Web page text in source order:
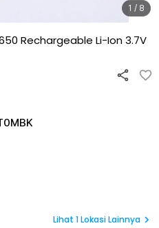
1 / 8
Rechargeable Li-Ion 3.7V
Lihat 1Lokasi Lainnya